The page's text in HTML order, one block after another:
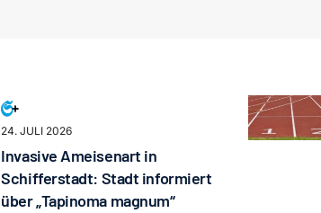
24. JULI 2026
Invasive Ameisenart in
Schifferstadt: Stadt informiert
über „Tapinoma magnum“